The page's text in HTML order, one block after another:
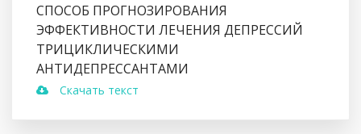
СПОСОБ ПРОГНОЗИРОВАНИЯ
ЭФФЕКТИВНОСТИ ЛЕЧЕНИЯ ДЕПРЕССИЙ
ТРИЦИКЛИЧЕСКИМИ
АНТИДЕПРЕССАНТАМИ
Скачать текст